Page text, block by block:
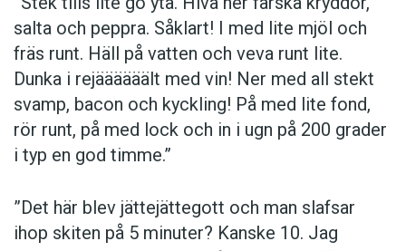
salta och peppra. Såklart! I med lite mjöl och
fräs runt. Häll på vatten och veva runt lite.
Dunka i rejäääääält med vin! Ner med all stekt
svamp, bacon och kyckling! På med lite fond,
rör runt, på med lock och in i ugn på 200 grader
i typ en god timme.”
”Det här blev jättejättegott och man slafsar
ihop skiten på 5 minuter? Kanske 10. Jag